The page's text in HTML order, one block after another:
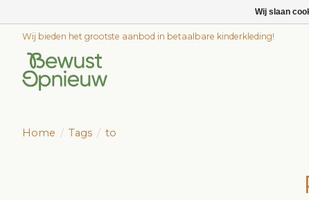
Wij bieden het grootste aanbod in betaalbare kinderkleding!
Home / Tags / to
Wij slaan